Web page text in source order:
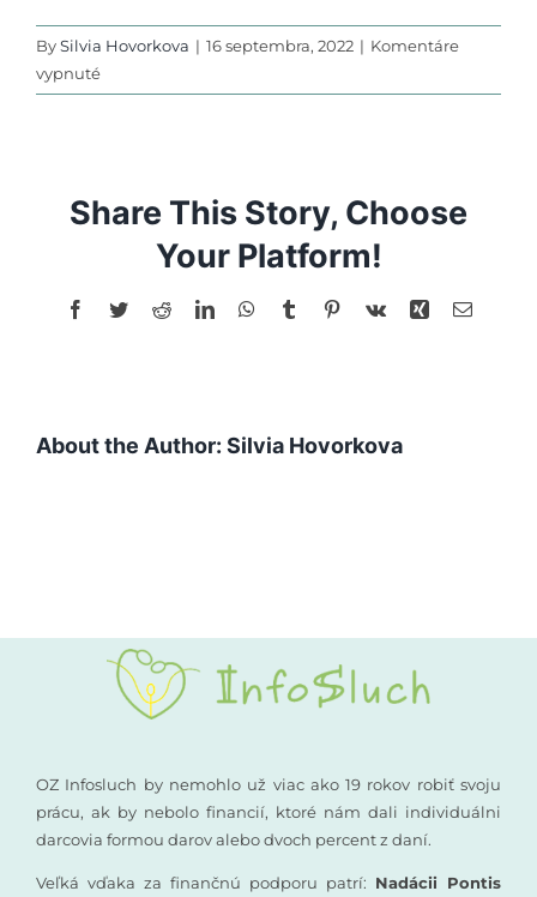
BySilvia Hovorkova | 16 septembra, 2022 | Komentáre
vypnuténa
Časti
prikladanie
Share This Story, Choose
Your Platform!
Facebook
TwitterRedditLinkedInWhatsApp
TumblrPinterest
Vk Xing Email
About the Author: Silvia Hovorkova
OZ Infosluch by nemohlo už viac ako 19 rokov robiť svoju
prácu, ak by nebolo financií, ktoré nám dali individuálni
darcovia formou darov alebo dvoch percent z daní.
Veľká vďaka za finančnú podporu patrí: Nadácii Pontis